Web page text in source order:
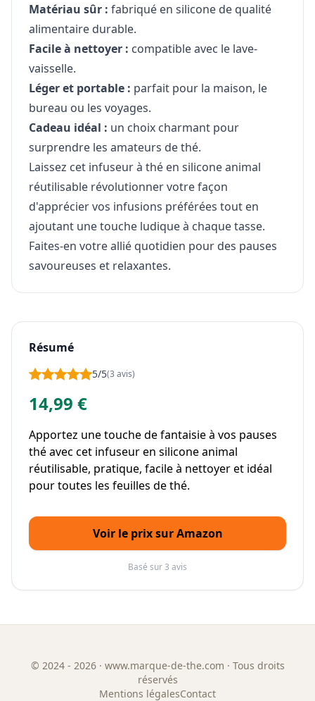
Matériau sûr : fabriqué en silicone de qualité
alimentaire durable.
Facile à nettoyer : compatible avec le lave-
vaisselle.
Léger et portable : parfait pour la maison, le
bureau ou les voyages.
Cadeau idéal : un choix charmant pour
surprendre les amateurs de thé.
Laissez cet infuseur à thé en silicone animal
réutilisable révolutionner votre façon
d'apprécier vos infusions préférées tout en
ajoutant une touche ludique à chaque tasse.
Faites-en votre allié quotidien pour des pauses
savoureuses et relaxantes.
Résumé
5/5(3 avis)
14,99 €
Apportez une touche de fantaisie à vos pauses
thé avec cet infuseur en silicone animal
réutilisable, pratique, facile à nettoyer et idéal
pour toutes les feuilles de thé.
Voir le prix sur Amazon
Basé sur 3 avis
© 2024 - 2026· www.marque-de-the.com · Tous droits
réservés
Mentions légalesContact